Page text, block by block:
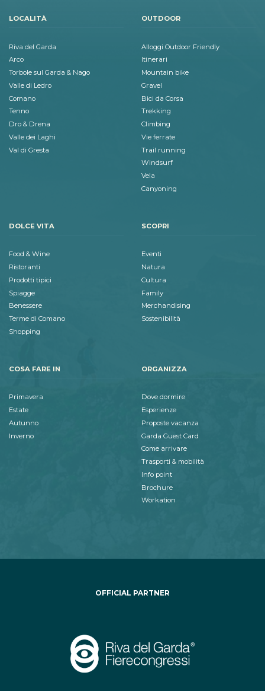
LOCALITÀ
Riva del Garda
Arco
Torbole sul Garda & Nago
Valle di Ledro
Comano
Tenno
Dro & Drena
Valle dei Laghi
Val di Gresta
OUTDOOR
Alloggi Outdoor Friendly
Itinerari
Mountain bike
Gravel
Bici da Corsa
Trekking
Climbing
Vie ferrate
Trail running
Windsurf
Vela
Canyoning
DOLCE VITA
Food & Wine
Ristoranti
Prodotti tipici
Spiagge
Benessere
Terme di Comano
Shopping
SCOPRI
Eventi
Natura
Cultura
Family
Merchandising
Sostenibilità
COSA FARE IN
Primavera
Estate
Autunno
Inverno
ORGANIZZA
Dove dormire
Esperienze
Proposte vacanza
Garda Guest Card
Come arrivare
Trasporti & mobilità
Info point
Brochure
Workation
OFFICIAL PARTNER